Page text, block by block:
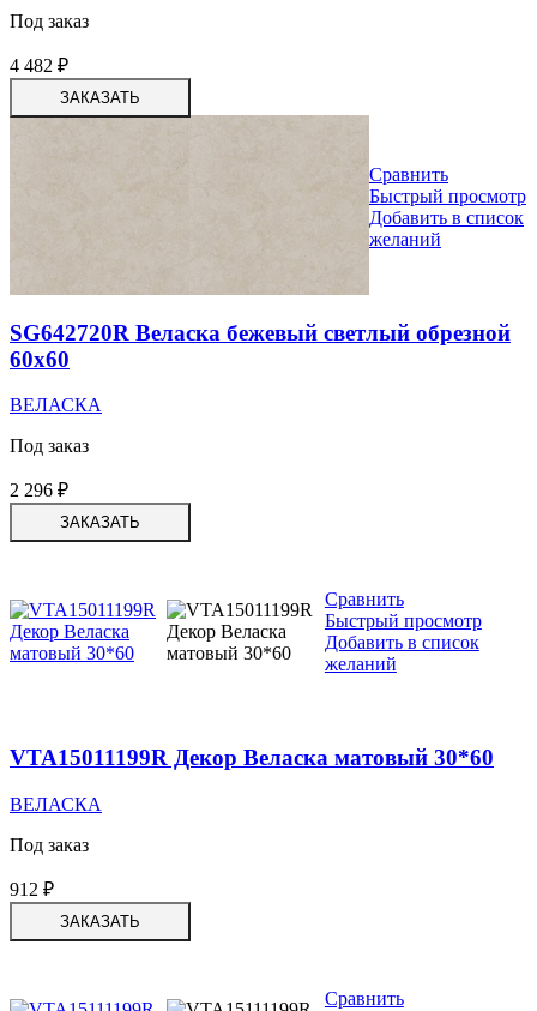
Под заказ
4 482 ₽
ЗАКАЗАТЬ
Сравнить
Быстрый просмотр
Добавить в список
желаний
SG642720R Веласка бежевый светлый обрезной
60х60
ВЕЛАСКА
Под заказ
2 296 ₽
ЗАКАЗАТЬ
Сравнить
Быстрый просмотр
Добавить в список
желаний
VTA15011199R Декор Веласка матовый 30*60
ВЕЛАСКА
Под заказ
912 ₽
ЗАКАЗАТЬ
Сравнить